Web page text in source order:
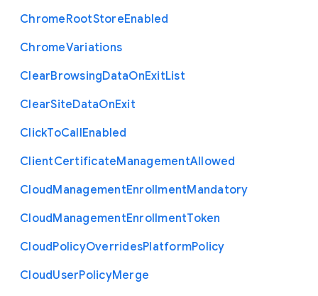
ChromeRootStoreEnabled
ChromeVariations
ClearBrowsingDataOnExitList
ClearSiteDataOnExit
ClickToCallEnabled
ClientCertificateManagementAllowed
CloudManagementEnrollmentMandatory
CloudManagementEnrollmentToken
CloudPolicyOverridesPlatformPolicy
CloudUserPolicyMerge